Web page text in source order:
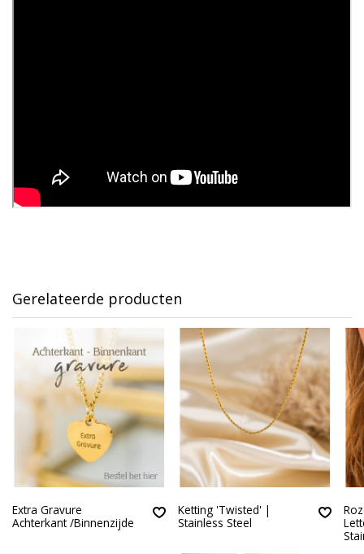
Gerelateerde producten
Extra Gravure
Achterkant /Binnenzijde
Ketting 'Twisted' |
Stainless Steel